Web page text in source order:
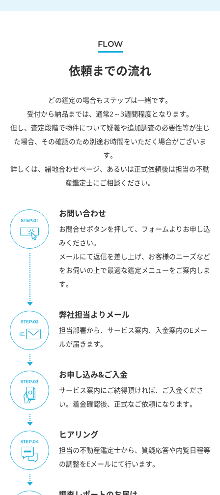
FLOW
依頼までの流れ
どの鑑定の場合もステップは一緒です。
受付から納品までは、通常2～3週間程度となります。
但し、査定段階で物件について疑義や追加調査の必要性等が生じ
た場合、その確認のため別途お時間をいただく場合がございま
す。
詳しくは、緒地合わせページ、あるいは正式依頼後は担当の不動
産鑑定士にご相談ください。
お問い合わせ
お問合せボタンを押して、フォームよりお申し込
みください。
メールにて返信を差し上げ、お客様のニーズなど
をお伺いの上で最適な鑑定メニューをご案内しま
す。
弊社担当よりメール
担当部署から、サービス案内、入金案内のEメー
ルが届きます。
お申し込み&ご入金
サービス案内にご納得頂ければ、ご入金くださ
い。着金確認後、正式なご依頼になります。
ヒアリング
担当の不動産鑑定士から、質疑応答や内覧日程等
の調整をEメールにて行います。